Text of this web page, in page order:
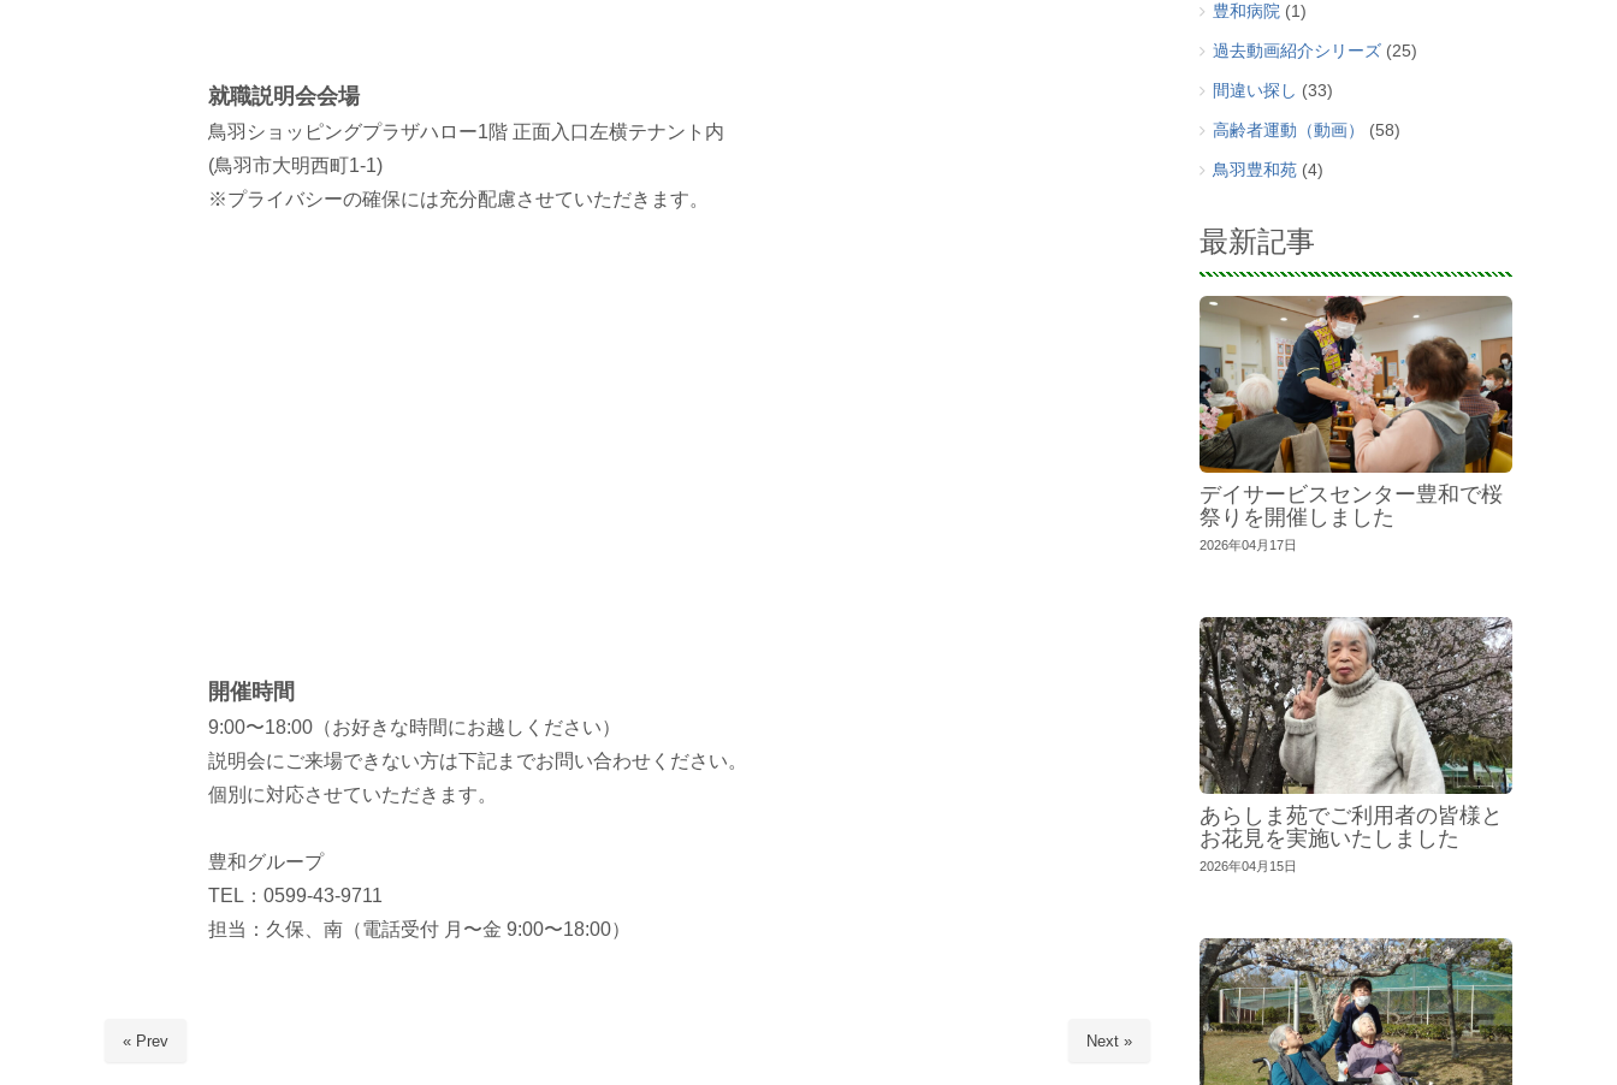
就職説明会会場
鳥羽ショッピングプラザハロー1階 正面入口左横テナント内
(鳥羽市大明西町1-1)
※プライバシーの確保には充分配慮させていただきます。
開催時間
9:00〜18:00 （お好きな時間にお越しください）
説明会にご来場できない方は下記までお問い合わせください。
個別に対応させていただきます。
豊和グループ
TEL：0599-43-9711
担当：久保、南（電話受付 月〜金 9:00〜18:00）
« Prev Next »
豊和病院 (1)
過去動画紹介シリーズ(25)
間違い探し (33)
高齢者運動（動画） (58)
鳥羽豊和苑(4)
最新記事
デイサービスセンター豊和で桜
祭りを開催しました
2026年04月17日
あらしま苑でご利用者の皆様と
お花見を実施いたしました
2026年04月15日